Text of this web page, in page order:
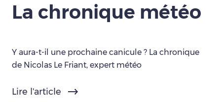
La chronique météo
Y aura-t-il une prochaine canicule ? La chronique
de Nicolas Le Friant, expert météo
Lire l'article